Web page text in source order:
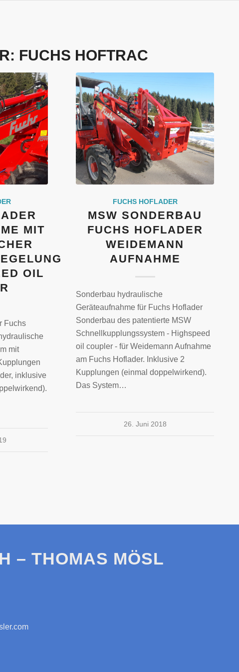
FUCHS HOFTRAC
MIT
OIL
Fuchs
mit
inklusive
FUCHS HOFLADER
MSW SONDERBAU
FUCHS HOFLADER
WEIDEMANN
AUFNAHME
Sonderbau hydraulische
Geräteaufnahme für Fuchs Hoflader
Sonderbau des patentierte MSW
Schnellkupplungssystem - Highspeed
oil coupler - für Weidemann Aufnahme
am Fuchs Hoflader. Inklusive 2
Kupplungen (einmal doppelwirkend).
Das System…
26. Juni 2018
– THOMAS MÖSL